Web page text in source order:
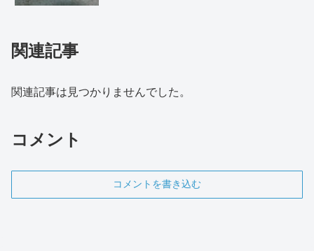
関連記事
関連記事は見つかりませんでした。
コメント
コメントを書き込む